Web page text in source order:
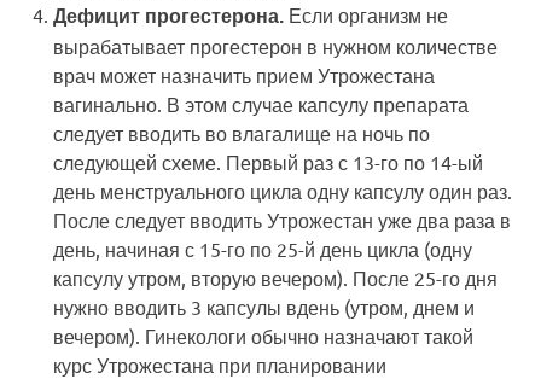
Дефицит прогестерона. Если организм не
вырабатывает прогестерон в нужном количестве
врач может назначить прием Утрожестана
вагинально. В этом случае капсулу препарата
следует вводить во влагалище на ночь по
следующей схеме. Первый раз с 13-го по 14-ый
день менструального цикла одну капсулу один раз.
После следует вводить Утрожестан уже два раза в
день, начиная с 15-го по 25-й день цикла (одну
капсулу утром, вторую вечером). После 25-го дня
нужно вводить 3 капсулы вдень (утром, днем и
вечером). Гинекологи обычно назначают такой
курс Утрожестана при планировании